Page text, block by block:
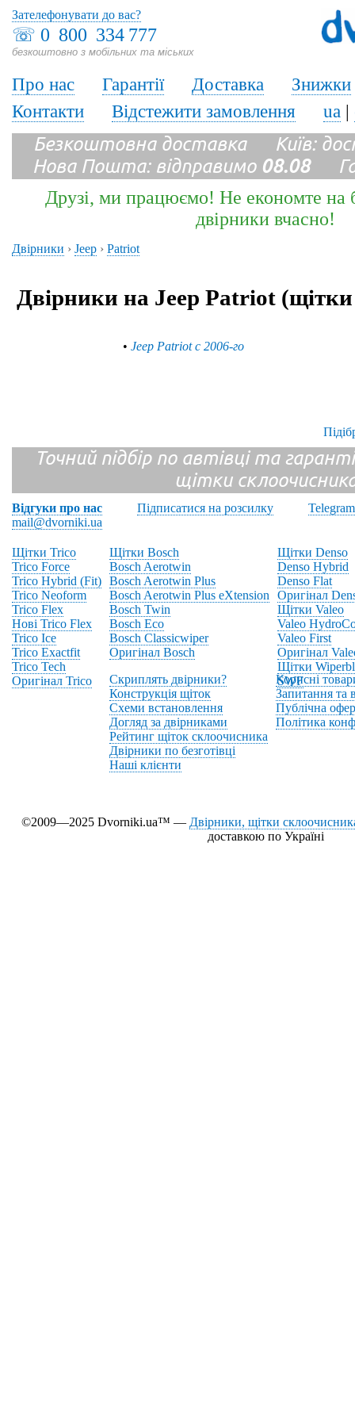
☏ 0 800 334 777
безкоштовно з мобільних та міських
Зателефонувати до вас?
Про нас Гарантії Доставка
Знижки
Контакти
Відстежити замовлення ua |
Безкоштовна доставка Київ:
Нова Пошта: відправимо 08.08
Друзі, ми працюємо! Не економте на
двірники вчасно!
Двірники › Jeep › Patriot
Двірники на Jeep Patriot
• Jeep Patriot с 2006-го
Точний підбір по автівці та
щітки
Відгуки про нас Підписатися на розсилку
Telegram
mail@dvorniki.ua
Щітки Trico
Trico Force
Trico Hybrid (Fit)
Trico Neoform
Trico Flex
Нові Trico Flex
Trico Ice
Trico Exactfit
Trico Tech
Оригінал Trico
Щітки Bosch
Bosch Aerotwin
Bosch Aerotwin Plus
Bosch Aerotwin Plus eXtension
Bosch Twin
Bosch Eco
Bosch Classicwiper
Оригінал Bosch
Щітки Denso
Denso Hybrid
Denso Flat
Оригінал
Щітки Valeo
Valeo
Valeo First
Оригінал
Щітки
SWF
Скриплять двірники?
Конструкція щіток
Схеми встановлення
Догляд за двірниками
Рейтинг щіток склоочисника
Двірники по безготівці
Наші клієнти
Корисні
Запитання та
Публічна
Політика
©2009—2025 Dvorniki.ua™ — Двірники, щітки
доставкою по Україні